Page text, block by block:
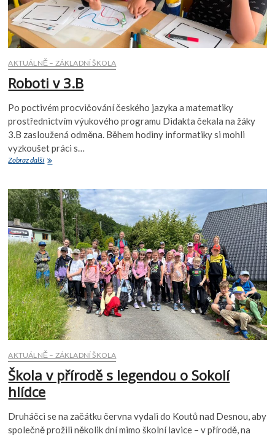
AKTUÁLNĚ – ZÁKLADNÍ ŠKOLA
Roboti v 3.B
Po poctivém procvičování českého jazyka a matematiky
prostřednictvím výukového programu Didakta čekala na žáky
3.B zasloužená odměna. Během hodiny informatiky si mohli
vyzkoušet práci s…
Zobraz dalšíRoboti
AKTUÁLNĚ – ZÁKLADNÍ ŠKOLA
Škola v přírodě s legendou o Sokolí
hlídce
Druháčci se na začátku června vydali do Koutů nad Desnou, aby
společně prožili několik dní mimo školní lavice – v přírodě, na